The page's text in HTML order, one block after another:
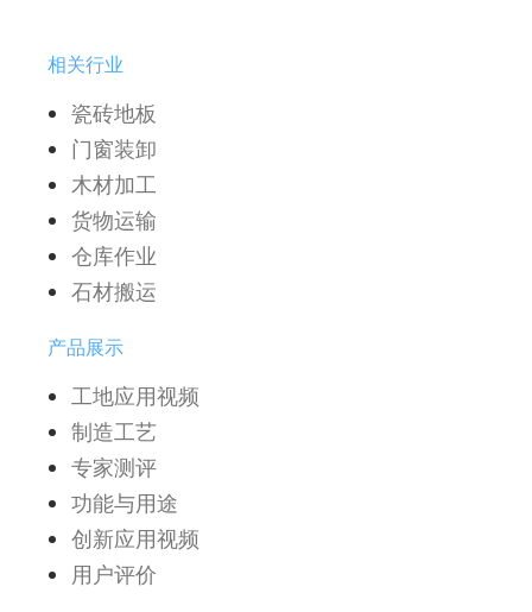
相关行业
瓷砖地板
门窗装卸
木材加工
货物运输
仓库作业
石材搬运
产品展示
工地应用视频
制造工艺
专家测评
功能与用途
创新应用视频
用户评价